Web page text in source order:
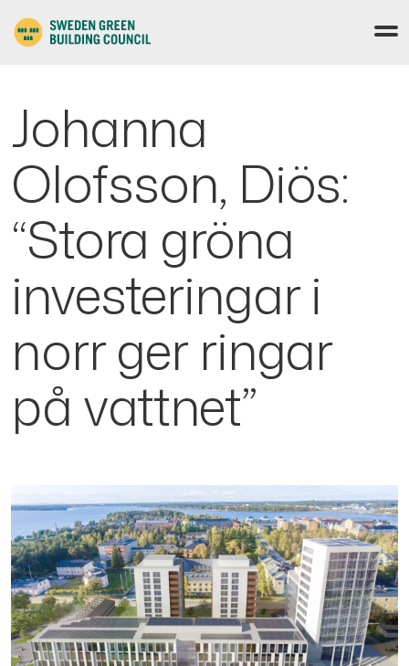
Johanna
Olofsson, Diös:
“Stora gröna
investeringar i
norr ger ringar
på vattnet”